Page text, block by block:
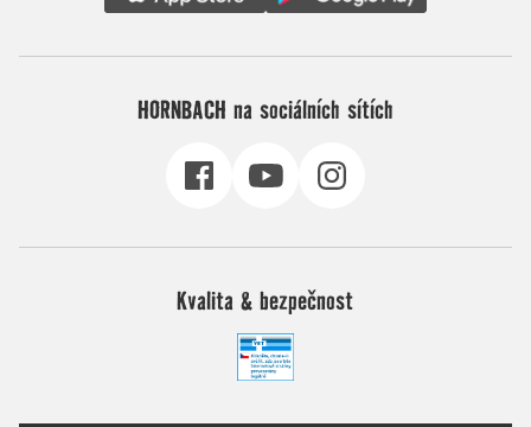
HORNBACH na sociálních sítích
Kvalita & bezpečnost